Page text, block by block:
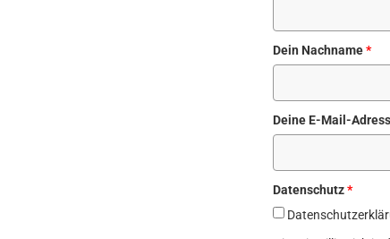
Dein Nachname*
Deine E-Mail-
Datenschutz*